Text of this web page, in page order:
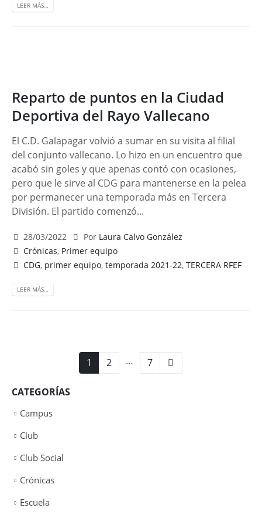
LEER MÁS…
Reparto de puntos en la Ciudad
Deportiva del Rayo Vallecano
El C.D. Galapagar volvió a sumar en su visita al filial
del conjunto vallecano. Lo hizo en un encuentro que
acabó sin goles y que apenas contó con ocasiones,
pero que le sirve al CDG para mantenerse en la pelea
por permanecer una temporada más en Tercera
División. El partido comenzó...
28/03/2022 Por Laura Calvo González
Crónicas, Primer equipo
CDG, primer equipo,temporada 2021-22,TERCERA RFEF
LEER MÁS…
1 2 … 7
CATEGORÍAS
Campus
Club
Club Social
Crónicas
Escuela